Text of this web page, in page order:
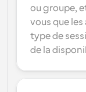
ou groupe,
vous que
type de
de la